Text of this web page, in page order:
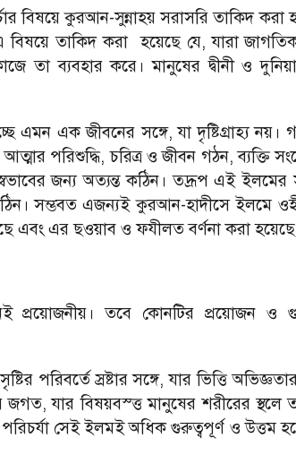
বিষয়ে কুরআন-সুন্নাহয় সরাসরি তাকিদ করা
বিষয়ে তাকিদ করা হয়েছে যে, যারা
তা ব্যবহার করে। মানুষের দ্বীনী ও
এমন এক জীবনের সঙ্গে, যা দৃষ্টিগ্রাহ্য
পরিশুদ্ধি, চরিত্র ও জীবন গঠন, ব্যক্তি
জন্য অত্যন্ত কঠিন। তদ্রূপ এই ইলমের
সম্ভবত এজন্যই কুরআন-হাদীসে ইলমে
এবং এর ছওয়াব ও ফযীলত বর্ণনা করা
প্রয়োজনীয়। তবে কোনটির প্রয়োজন ও
পরিবর্তে স্রষ্টার সঙ্গে, যার ভিত্তি
জগত, যার বিষয়বস্ত্ত মানুষের শরীরের
সেই ইলমই অধিক গুরুত্বপূর্ণ ও উত্তম